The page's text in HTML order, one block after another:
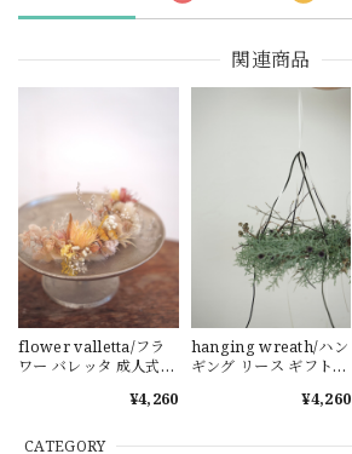
CATEGORY
関連商品
flower valletta/フラ
ワー バレッタ 成人式
¥4,260
hanging wreath/ハン
ギング リース ギフト
¥4,260